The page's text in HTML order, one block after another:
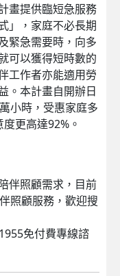
提供臨短急服務
」，家庭不必長期
緊急需要時，向多
可以獲得短時數的
工作者亦能適用勞
。本計畫自開辦日
小時，受惠家庭多
更高達92%。
照顧需求，目前
照顧服務，歡迎搜
免付費專線諮